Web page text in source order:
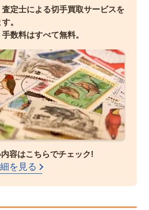
定士による切手買取サービスを
。
数料はすべて無料。
容はこちらでチェック!
を見る